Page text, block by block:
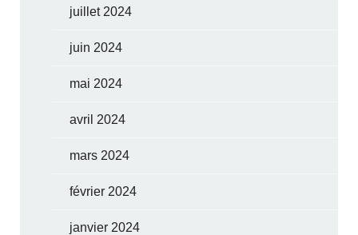
juillet 2024
juin 2024
mai 2024
avril 2024
mars 2024
février 2024
janvier 2024